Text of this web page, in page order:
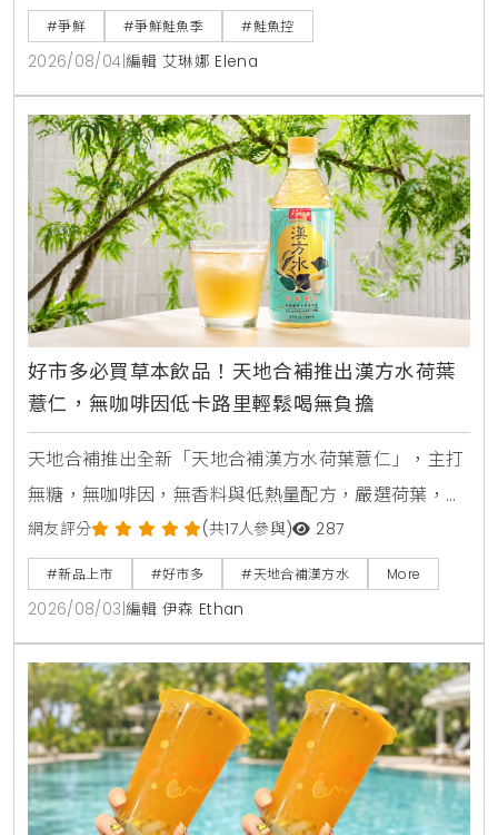
紫蘇和風鮭魚冷麵，以及可可焦糖鮭魚與鮭魚卵黑糖霜
淇淋等創意鹹甜點。爭鮮APP會員消費滿額再贈送限量
獵奇鮭魚造型扇與專屬優惠彩蛋。
#爭鮮 #爭鮮鮭魚季 #鮭魚控
2026/08/04 編輯 艾琳娜 Elena
好市多必買草本飲品！天地合補推出漢方水荷葉
薏仁，無咖啡因低卡路里輕鬆喝無負擔
天地合補推出全新「天地合補漢方水荷葉薏仁」，主打
無糖，無咖啡因，無香料與低熱量配方，嚴選荷葉，薏
仁，山楂等草本素材，口感甘潤清爽。產品於2026年8
月上旬全台好市多Costco獨家上市，每箱24入售價
729元，提供日常輕鬆補水新選擇。
網友評分 (共17人參與) 287
#新品上市 #好市多 #天地合補漢方水 More
2026/08/03 編輯 伊森 Ethan